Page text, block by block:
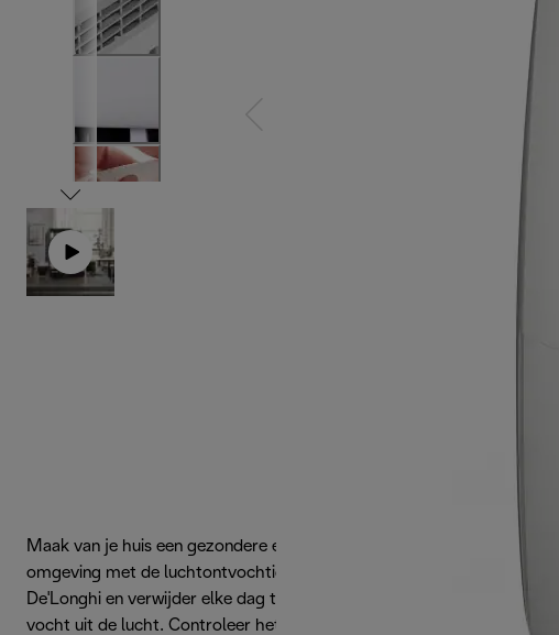
Maak van je huis een gezondere en comfortabelere
omgeving met de luchtontvochtiger DDSX225 van
De'Longhi en verwijder elke dag tot 25 liter overtollig
vocht uit de lucht. Controleer het vochtgehalte en